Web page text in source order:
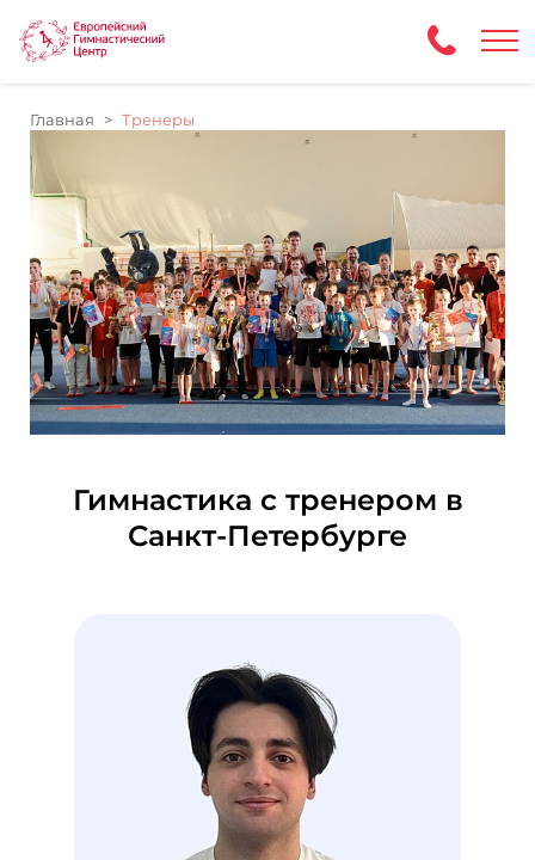
Главная Тренеры
Гимнастика с тренером в
Санкт-Петербурге